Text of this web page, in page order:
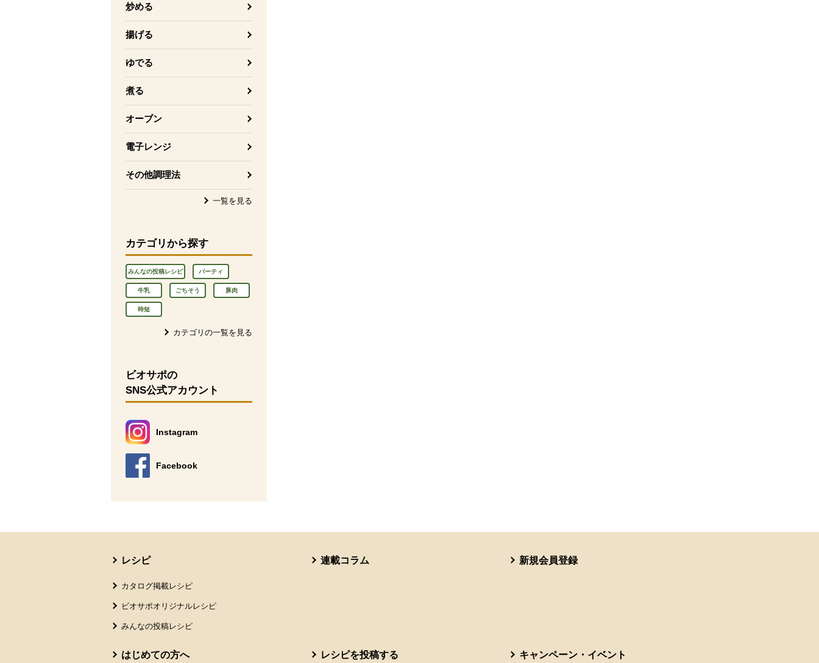
炒める
揚げる
ゆでる
煮る
オーブン
電子レンジ
その他調理法
一覧を見る
カテゴリから探す
みんなの投稿レシピ パーティ
牛乳 ごちそう 豚肉
時短
カテゴリの一覧を見る
ビオサポの
SNS公式アカウント
Instagram
別のウィンドウで開きます。
Facebook
別のウィンドウで開きます。
レシピ
カタログ掲載レシピ
ビオサポオリジナルレシピ
みんなの投稿レシピ
連載コラム 新規会員登録
はじめての方へ レシピを投稿する キャンペーン・イベント